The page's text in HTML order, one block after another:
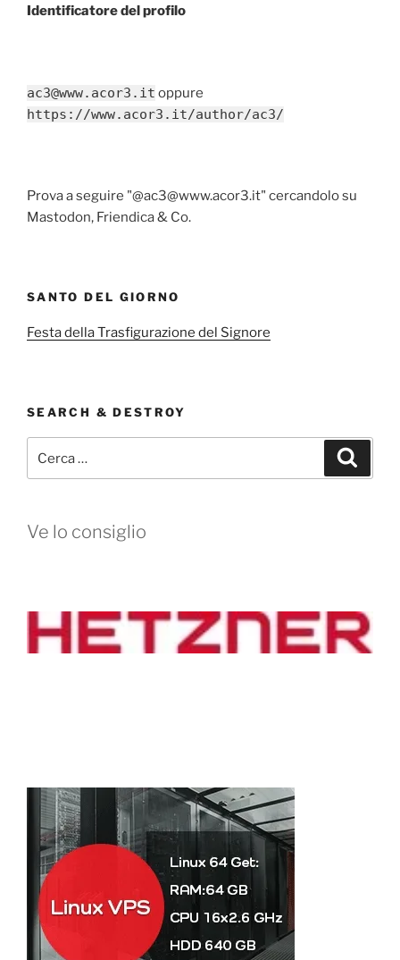
Identificatore del profilo
ac3@www.acor3.it oppure
https://www.acor3.it/author/ac3/
Prova a seguire "@ac3@www.acor3.it" cercandolo su
Mastodon, Friendica & Co.
SANTO DEL GIORNO
Festa della Trasfigurazione del Signore
SEARCH & DESTROY
Ve lo consiglio